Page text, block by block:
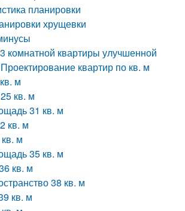
планировки
хрущевки
комнатной квартиры улучшенной
квартир по кв. м
м
кв. м
31 кв. м
кв. м
м
35 кв. м
кв. м
38 кв. м
кв. м